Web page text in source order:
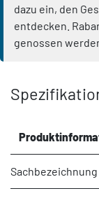
dazu ein, den
entdecken.
genossen
Sachbezeichnung